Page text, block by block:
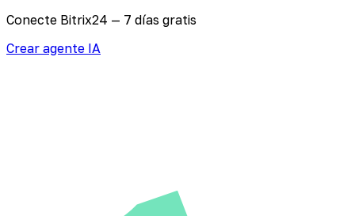
Conecte Bitrix24 — 7 días gratis
Crear agente IA